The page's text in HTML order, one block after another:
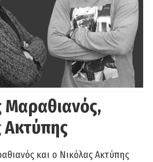
Μαραθιανός,
Ακτύπης
και ο Νικόλας Ακτύπης